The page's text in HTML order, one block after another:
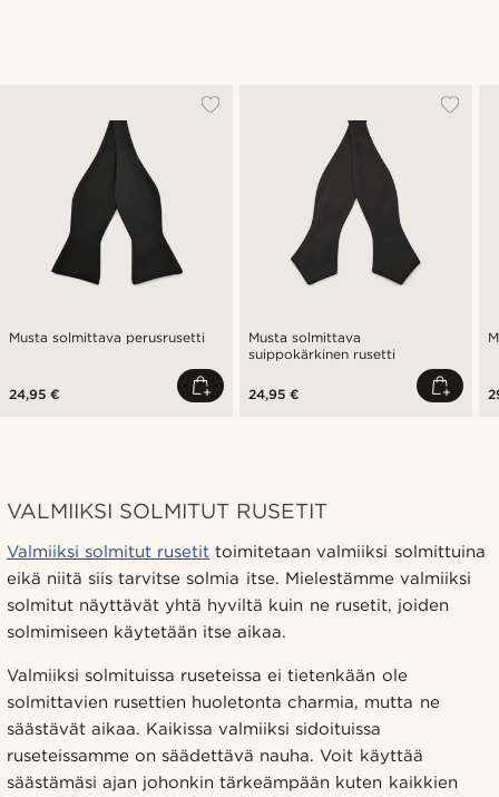
Musta solmittava perusrusetti
24,95 €
Musta solmittava
suippokärkinen rusetti
24,95 €
VALMIIKSI SOLMITUT RUSETIT
Valmiiksi solmitut rusetit toimitetaan valmiiksi solmittuina
eikä niitä siis tarvitse solmia itse. Mielestämme valmiiksi
solmitut näyttävät yhtä hyviltä kuin ne rusetit, joiden
solmimiseen käytetään itse aikaa.
Valmiiksi solmituissa ruseteissa ei tietenkään ole
solmittavien rusettien huoletonta charmia, mutta ne
säästävät aikaa. Kaikissa valmiiksi sidoituissa
ruseteissamme on säädettävä nauha. Voit käyttää
säästämäsi ajan johonkin tärkeämpään kuten kaikkien